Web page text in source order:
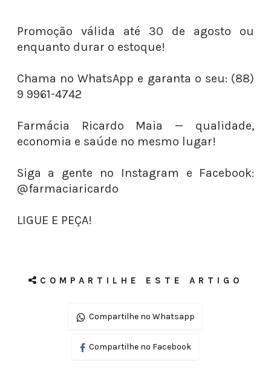
Promoção válida até 30 de agosto ou
enquanto durar o estoque!
Chama no WhatsApp e garanta o seu: (88)
9 9961-4742
Farmácia Ricardo Maia — qualidade,
economia e saúde no mesmo lugar!
Siga a gente no Instagram e Facebook:
@farmaciaricardo
LIGUE E PEÇA!
COMPARTILHE ESTE ARTIGO
Compartilhe no Whatsapp
Compartilhe no Facebook